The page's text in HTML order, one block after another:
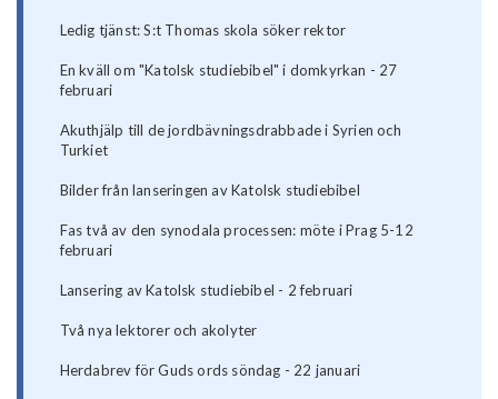
Ledig tjänst: S:t Thomas skola söker rektor
En kväll om "Katolsk studiebibel" i domkyrkan - 27
februari
Akuthjälp till de jordbävningsdrabbade i Syrien och
Turkiet
Bilder från lanseringen av Katolsk studiebibel
Fas två av den synodala processen: möte i Prag 5-12
februari
Lansering av Katolsk studiebibel - 2 februari
Två nya lektorer och akolyter
Herdabrev för Guds ords söndag - 22 januari